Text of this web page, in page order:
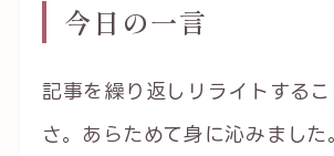
今日の一言
記事を繰り返しリライトする
さ。あらためて身に沁みました